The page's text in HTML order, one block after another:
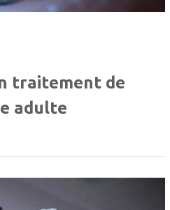
traitement de
adulte